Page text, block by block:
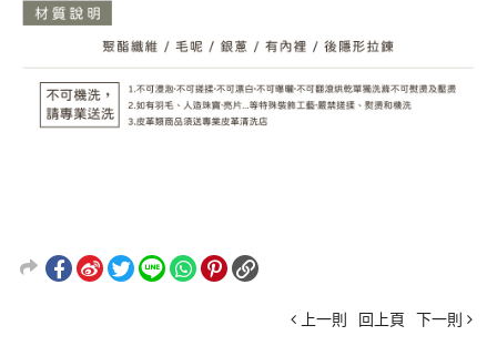
上一則 回上頁 下一則